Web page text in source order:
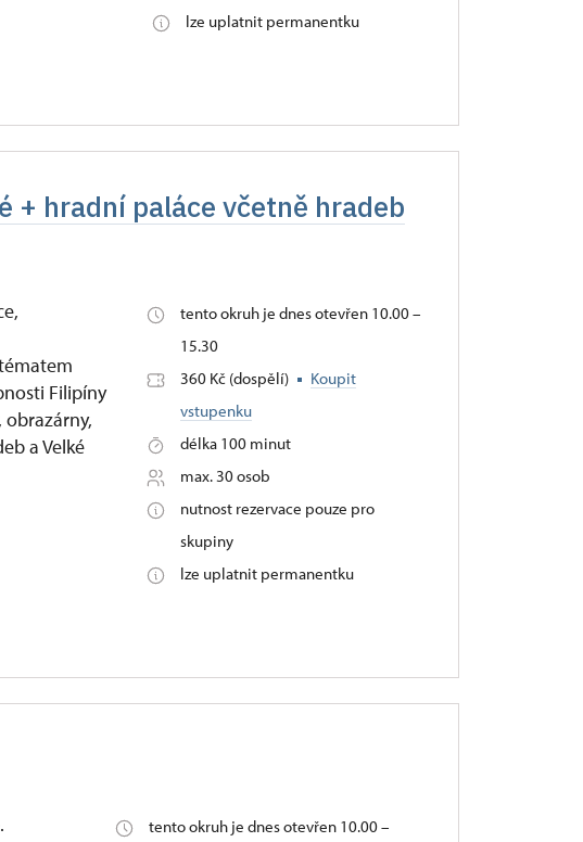
lze uplatnit permanentku
+ hradní paláce včetně hradeb
Filipíny
obrazárny,
a Velké
tento okruh je dnes otevřen 10.00 –
15.30
360 Kč (dospělí)
Koupit
vstupenku
délka 100 minut
max. 30 osob
nutnost rezervace pouze pro
skupiny
lze uplatnit permanentku
tento okruh je dnes otevřen 10.00 –